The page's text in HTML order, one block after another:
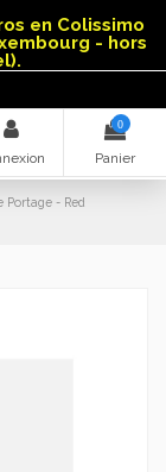
en Colissimo
- hors
0
Panier
Portage - Red